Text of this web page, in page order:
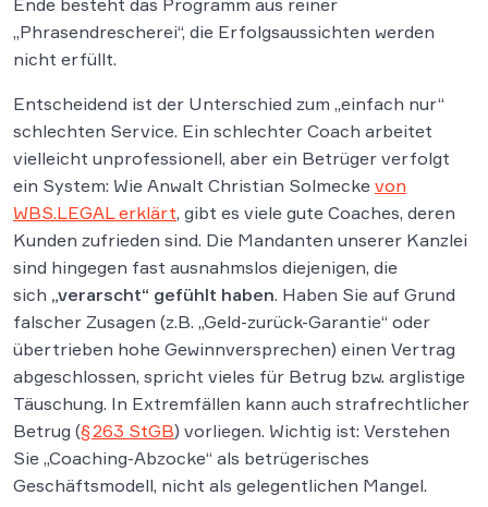
Ende besteht das Programm aus reiner
„Phrasendrescherei“, die Erfolgsaussichten werden
nicht erfüllt.
Entscheidend ist der Unterschied zum „einfach nur“
schlechten Service. Ein schlechter Coach arbeitet
vielleicht unprofessionell, aber ein Betrüger verfolgt
ein System: Wie Anwalt Christian Solmecke von
WBS.LEGAL erklärt, gibt es viele gute Coaches, deren
Kunden zufrieden sind. Die Mandanten unserer Kanzlei
sind hingegen fast ausnahmslos diejenigen, die
sich „verarscht“ gefühlt haben​. Haben Sie auf Grund
falscher Zusagen (z.B. „Geld-zurück-Garantie“ oder
übertrieben hohe Gewinnversprechen) einen Vertrag
abgeschlossen, spricht vieles für Betrug bzw. arglistige
Täuschung. In Extremfällen kann auch strafrechtlicher
Betrug (§ 263 StGB) vorliegen. Wichtig ist: Verstehen
Sie „Coaching-Abzocke“ als betrügerisches
Geschäftsmodell, nicht als gelegentlichen Mangel.